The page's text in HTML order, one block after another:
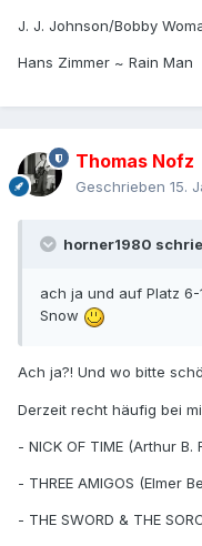
J. J. Johnson/Bobby
Hans Zimmer ~ Rain Man
Thomas Nofz
Geschrieben 15.
horner1980
ach ja und auf Platz
Snow
Ach ja?! Und wo bitte
Derzeit recht häufig bei
- NICK OF TIME (Arthur B.
- THREE AMIGOS (Elmer
- THE SWORD & THE